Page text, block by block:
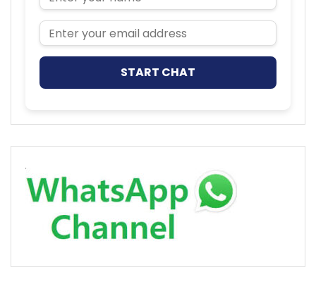
Email Address
START CHAT